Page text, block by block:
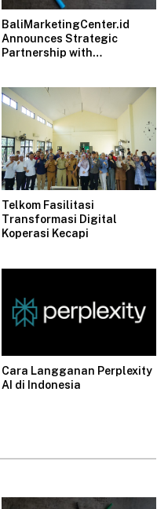
BaliMarketingCenter.id
Announces Strategic
Partnership with
Telkom Fasilitasi
Transformasi Digital
Koperasi Kecapi
Cara Langganan Perplexity
AI di Indonesia